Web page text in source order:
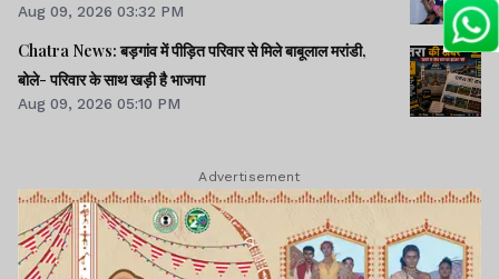
Aug 09, 2026 03:32 PM
Chatra News: बड़गांव में पीड़ित परिवार से मिले बाबूलाल मरांडी,
बोले- परिवार के साथ खड़ी है भाजपा
Aug 09, 2026 05:10 PM
Advertisement